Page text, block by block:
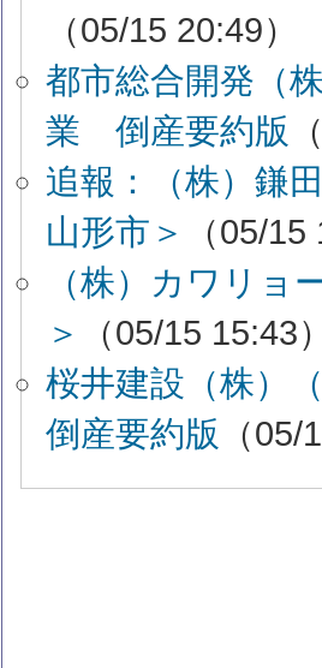
（05/15 20:49）
都市総合開発（
業 倒産要約版
追報：（株）鎌
山形市＞
（05/
（株）カワリ
＞
（05/15 15:43
桜井建設（株
倒産要約版 （